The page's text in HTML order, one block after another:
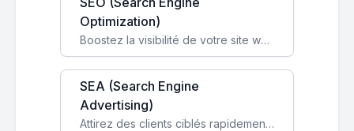
Optimization)
Boostez la visibilité de votre site web sur Google et attirez du trafic qualifié grâce à nos stratégies SEO.
SEA (Search Engine
Advertising)
Attirez des clients ciblés rapidement avec des campagnes publicitaires payantes optimisées pour vos objectifs.